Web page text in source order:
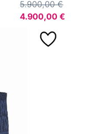
5.900,00 €
4.900,00 €